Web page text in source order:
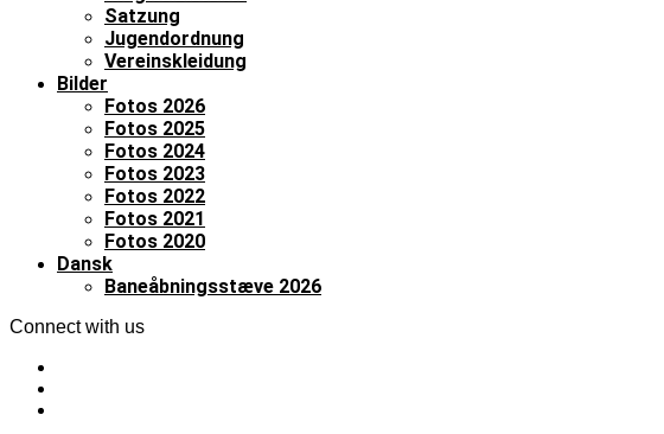
Satzung
Jugendordnung
Vereinskleidung
Bilder
Fotos 2026
Fotos 2025
Fotos 2024
Fotos 2023
Fotos 2022
Fotos 2021
Fotos 2020
Dansk
Baneåbningsstæve 2026
Connect with us